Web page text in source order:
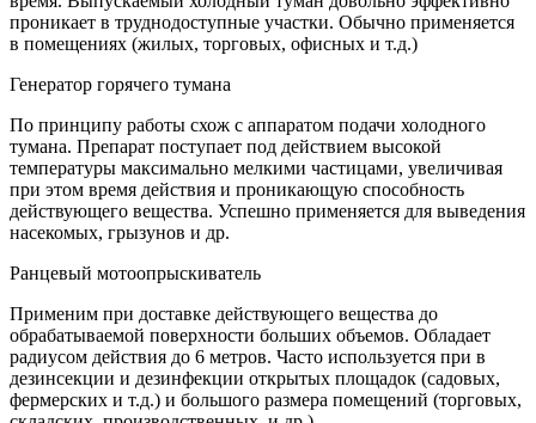
проникает в труднодоступные участки. Обычно применяется
в помещениях (жилых, торговых, офисных и т.д.)
Генератор горячего тумана
По принципу работы схож с аппаратом подачи холодного
тумана. Препарат поступает под действием высокой
температуры максимально мелкими частицами, увеличивая
при этом время действия и проникающую способность
действующего вещества. Успешно применяется для выведения
насекомых, грызунов и др.
Ранцевый мотоопрыскиватель
Применим при доставке действующего вещества до
обрабатываемой поверхности больших объемов. Обладает
радиусом действия до 6 метров. Часто используется при в
дезинсекции и дезинфекции открытых площадок (садовых,
фермерских и т.д.) и большого размера помещений (торговых,